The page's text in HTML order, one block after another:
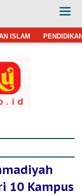
ISLAM
10 Kampus